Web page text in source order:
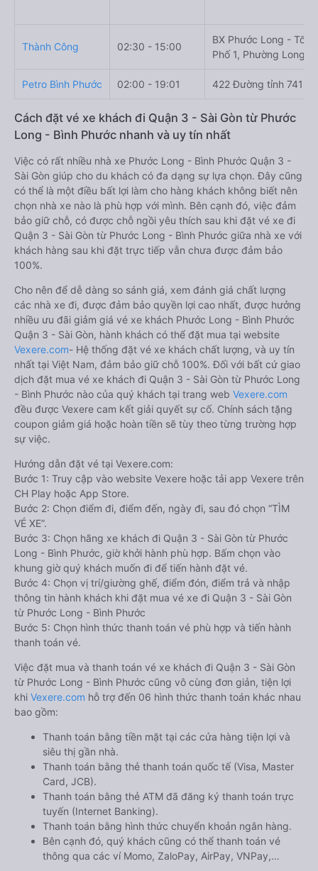
Thành Công 02:30 - 15:00
BX Phước Long - Tổ
Phố 1, Phường Long
Petro Bình Phước 02:00 - 19:01 422 Đường tỉnh 741
Cách đặt vé xe khách đi Quận 3 - Sài Gòn từ Phước
Long - Bình Phước nhanh và uy tín nhất
Việc có rất nhiều nhà xe Phước Long - Bình Phước Quận 3 -
Sài Gòn giúp cho du khách có đa dạng sự lựa chọn. Đây cũng
có thể là một điều bất lợi làm cho hàng khách không biết nên
chọn nhà xe nào là phù hợp với mình. Bên cạnh đó, việc đảm
bảo giữ chỗ, có được chỗ ngồi yêu thích sau khi đặt vé xe đi
Quận 3 - Sài Gòn từ Phước Long - Bình Phước giữa nhà xe với
khách hàng sau khi đặt trực tiếp vẫn chưa được đảm bảo
100%.
Cho nên để dễ dàng so sánh giá, xem đánh giá chất lượng
các nhà xe đi, được đảm bảo quyền lợi cao nhất, được hưởng
nhiều ưu đãi giảm giá vé xe khách Phước Long - Bình Phước
Quận 3 - Sài Gòn, hành khách có thể đặt mua tại website
Vexere.com- Hệ thống đặt vé xe khách chất lượng, và uy tín
nhất tại Việt Nam, đảm bảo giữ chỗ 100%. Đối với bất cứ giao
dịch đặt mua vé xe khách đi Quận 3 - Sài Gòn từ Phước Long
- Bình Phước nào của quý khách tại trang web Vexere.com
đều được Vexere cam kết giải quyết sự cố. Chính sách tặng
coupon giảm giá hoặc hoàn tiền sẽ tùy theo từng trường hợp
sự việc.
Hướng dẫn đặt vé tại Vexere.com:
Bước 1: Truy cập vào website Vexere hoặc tải app Vexere trên
CH Play hoặc App Store.
Bước 2: Chọn điểm đi, điểm đến, ngày đi, sau đó chọn “TÌM
VÉ XE”.
Bước 3: Chọn hãng xe khách đi Quận 3 - Sài Gòn từ Phước
Long - Bình Phước, giờ khởi hành phù hợp. Bấm chọn vào
khung giờ quý khách muốn đi để tiến hành đặt vé.
Bước 4: Chọn vị trí/giường ghế, điểm đón, điểm trả và nhập
thông tin hành khách khi đặt mua vé xe đi Quận 3 - Sài Gòn
từ Phước Long - Bình Phước
Bước 5: Chọn hình thức thanh toán vé phù hợp và tiến hành
thanh toán vé.
Việc đặt mua và thanh toán vé xe khách đi Quận 3 - Sài Gòn
từ Phước Long - Bình Phước cũng vô cùng đơn giản, tiện lợi
khi Vexere.com hỗ trợ đến 06 hình thức thanh toán khác nhau
bao gồm:
Thanh toán bằng tiền mặt tại các cửa hàng tiện lợi và
siêu thị gần nhà.
Thanh toán bằng thẻ thanh toán quốc tế (Visa, Master
Card, JCB).
Thanh toán bằng thẻ ATM đã đăng ký thanh toán trực
tuyến (Internet Banking).
Thanh toán bằng hình thức chuyển khoản ngân hàng.
Bên cạnh đó, quý khách cũng có thể thanh toán vé
thông qua các ví Momo, ZaloPay, AirPay, VNPay,…